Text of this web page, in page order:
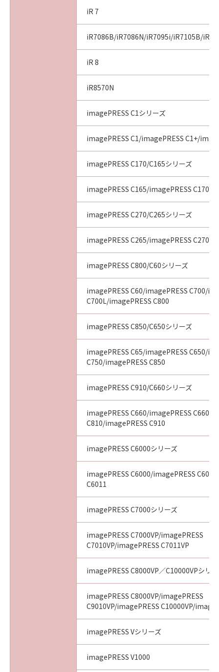
iR 7
iR7086B/iR7086N/iR7095i/iR7105B/
iR 8
iR8570N
imagePRESS C1シリーズ
imagePRESS C1/imagePRESS C1+/
imagePRESS C170/C165シリーズ
imagePRESS C165/imagePRESS C170
imagePRESS C270/C265シリーズ
imagePRESS C265/imagePRESS C270
imagePRESS C800/C60シリーズ
imagePRESS C60/imagePRESS C700/
C700L/imagePRESS C800
imagePRESS C850/C650シリーズ
imagePRESS C65/imagePRESS C650/
C750/imagePRESS C850
imagePRESS C910/C660シリーズ
imagePRESS C660/imagePRESS
C810/imagePRESS C910
imagePRESS C6000シリーズ
imagePRESS C6000/imagePRESS
C6011
imagePRESS C7000シリーズ
imagePRESS C7000VP/imagePRESS
C7010VP/imagePRESS C7011VP
imagePRESS C8000VP／C10000VPシリ
imagePRESS C8000VP/imagePRESS
C9010VP/imagePRESS C10000VP/
imagePRESS Vシリーズ
imagePRESS V1000